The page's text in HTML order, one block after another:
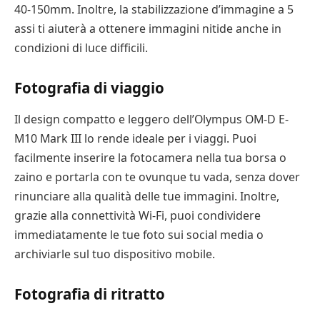
40-150mm. Inoltre, la stabilizzazione d’immagine a 5
assi ti aiuterà a ottenere immagini nitide anche in
condizioni di luce difficili.
Fotografia di viaggio
Il design compatto e leggero dell’Olympus OM-D E-
M10 Mark III lo rende ideale per i viaggi. Puoi
facilmente inserire la fotocamera nella tua borsa o
zaino e portarla con te ovunque tu vada, senza dover
rinunciare alla qualità delle tue immagini. Inoltre,
grazie alla connettività Wi-Fi, puoi condividere
immediatamente le tue foto sui social media o
archiviarle sul tuo dispositivo mobile.
Fotografia di ritratto